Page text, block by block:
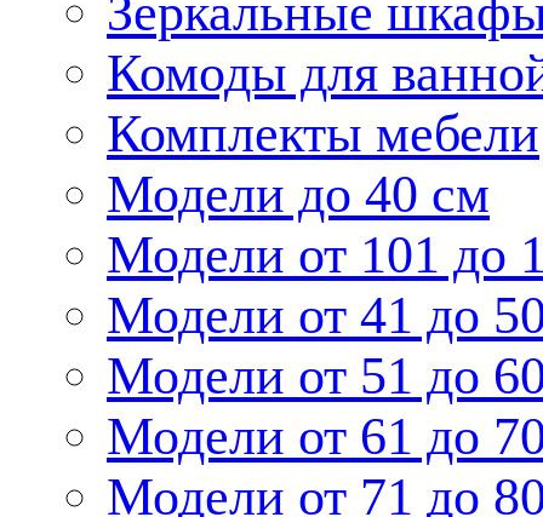
Комоды для
Комплекты мебели
Модели до 40 см
Модели от 101 до
Модели от 41 до
Модели от 51 до
Модели от 61 до
Модели от 71 до